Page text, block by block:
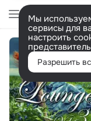
Мы
сервисы для
настроить
Разрешить